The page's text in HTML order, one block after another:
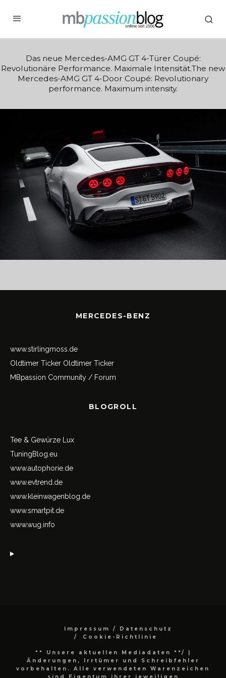
Das neue Mercedes-AMG GT 4-Türer Coupé:
Revolutionäre Performance. Maximale Intensität.The new
Mercedes-AMG GT 4-Door Coupé: Revolutionary
performance. Maximum intensity.
MERCEDES-BENZ
www.stirlingmoss.de
Oldtimer Ticker Oldtimer Ticker
MBpassion Community / Forum
BLOGROLL
Tee & Gewürze Lux
TuningBlog.eu
www.autophorie.de
www.evtrend.de
www.kleinwagenblog.de
www.smartpit.de
www.wug.info
Impressum / Datenschutz
Cookie-Richtlinie
** Unsere aktuellen Mediadaten **/
|
Änderungen, Irrtümer und Schreibfehler
vorbehalten. Alle verwendeten Warenzeichen
sind Eigentum ihrer jeweiligen